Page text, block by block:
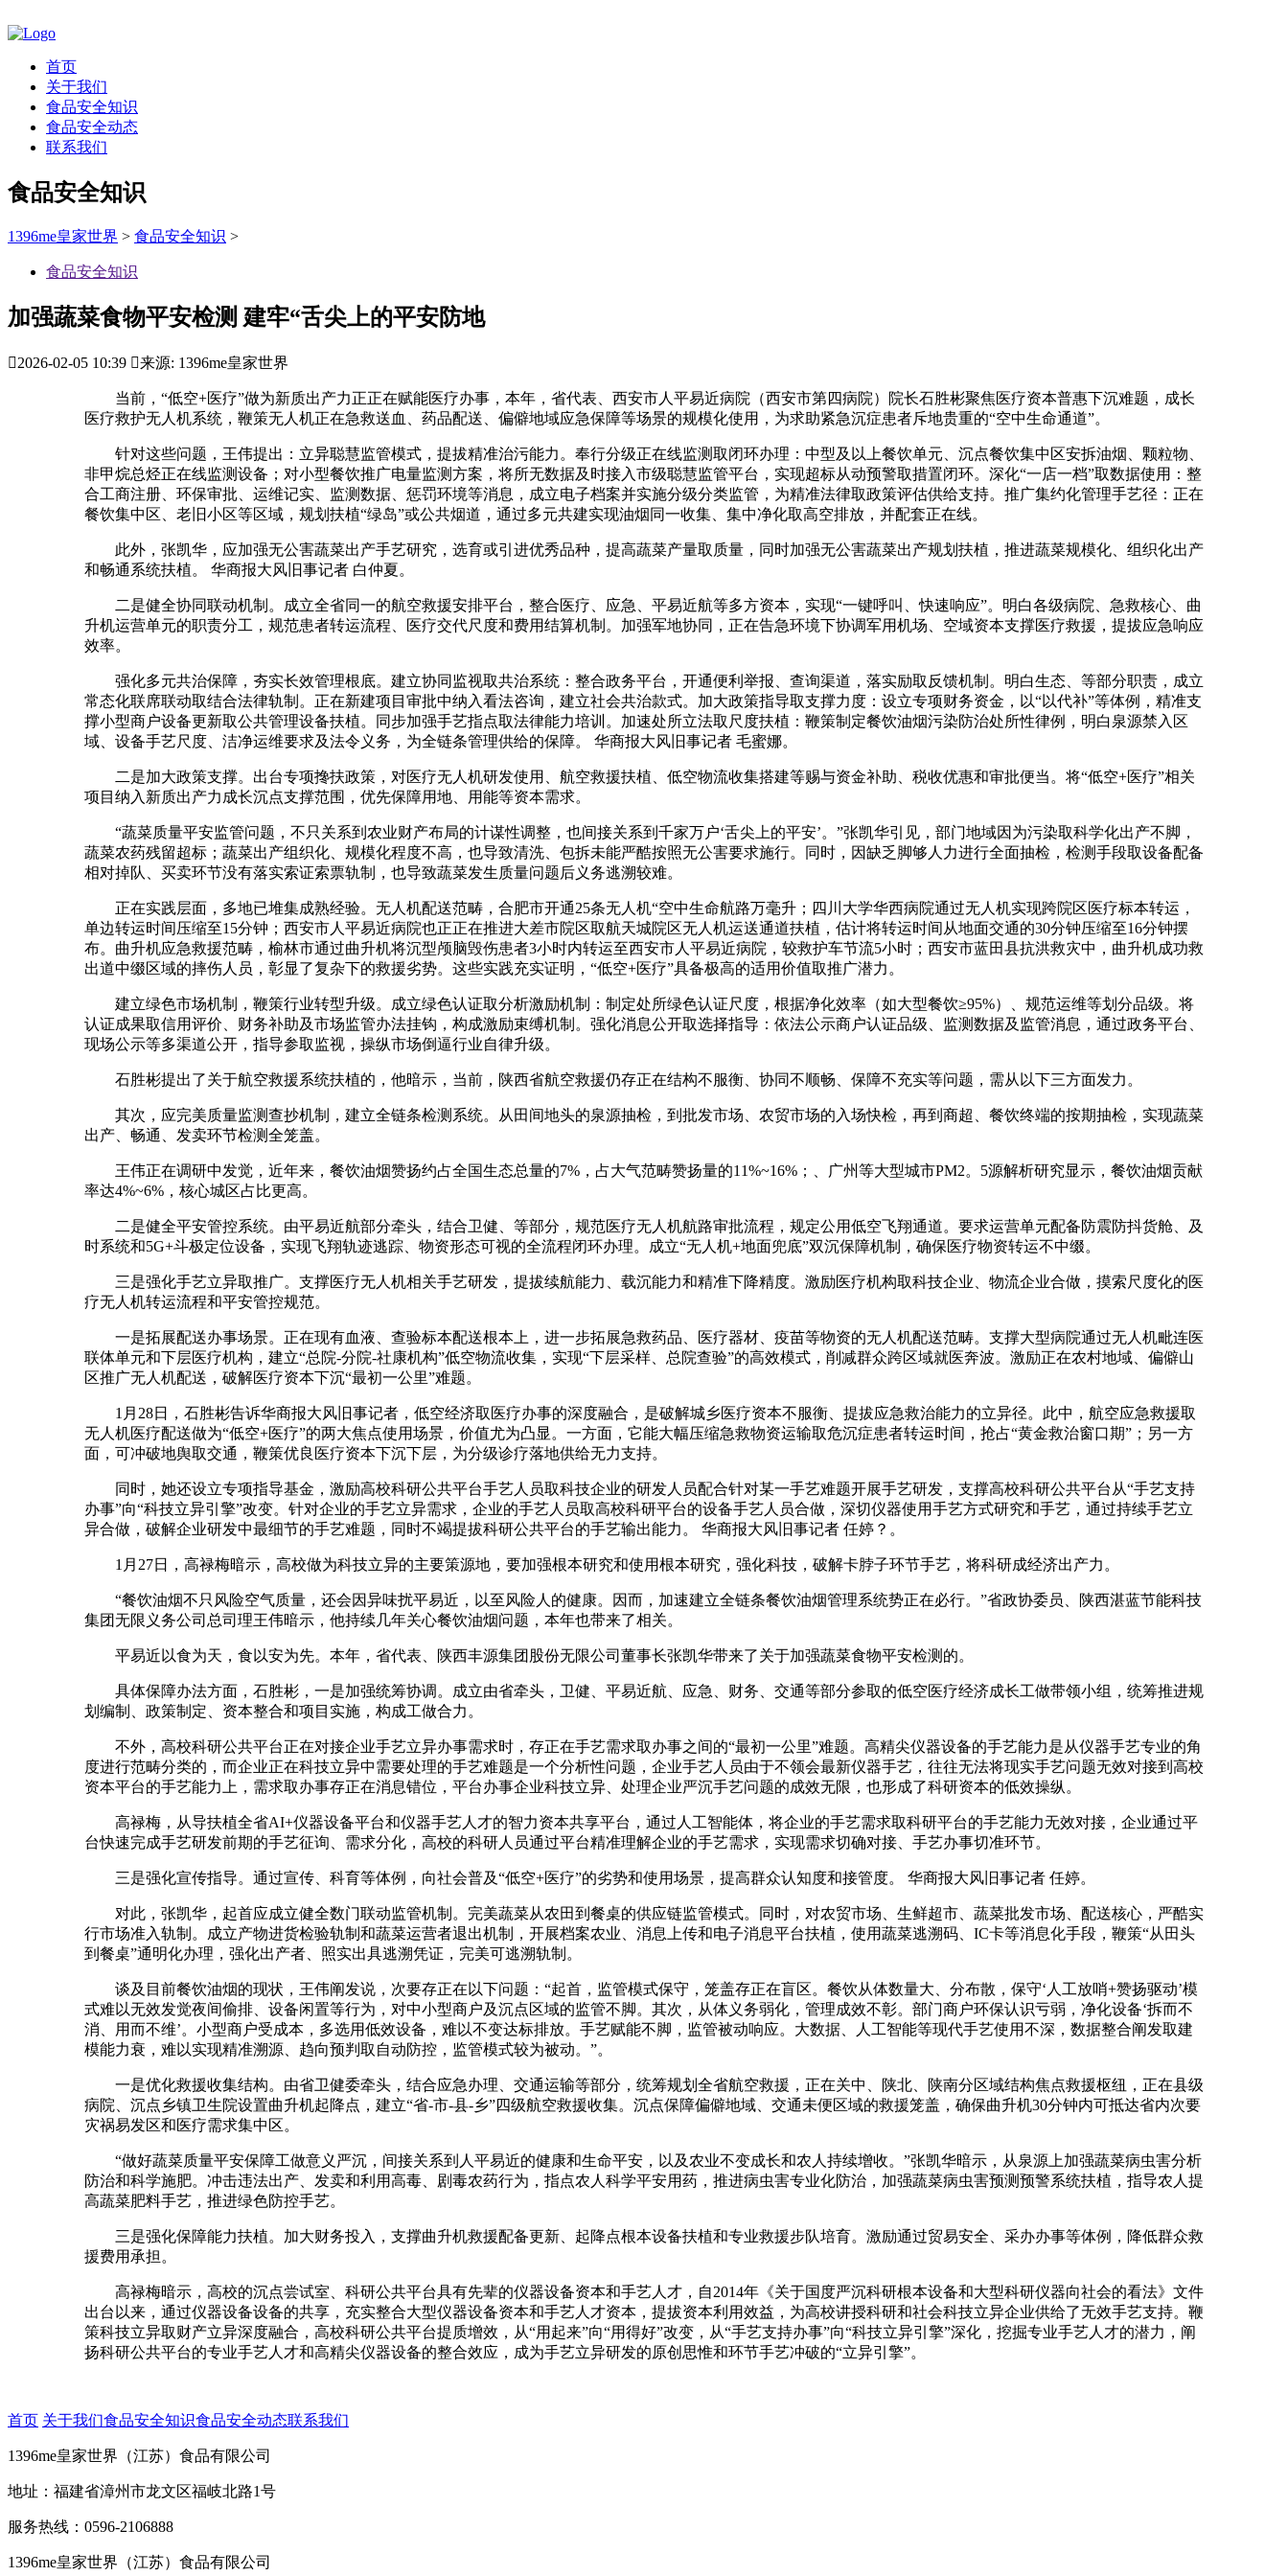
首页
关于我们
食品安全知识
食品安全动态
联系我们
食品安全知识
1396me皇家世界 > 食品安全知识 >
食品安全知识
加强蔬菜食物平安检测 建牢“舌尖上的平安防地
2026-02-05 10:39 来源: 1396me皇家世界
当前，“低空+医疗”做为新质出产力正正在赋能医疗办事，本年，省代表、西安市人平易近病院（西安市第四病院）院长石胜彬聚焦医疗资本普惠下沉难题，成长
医疗救护无人机系统，鞭策无人机正在急救送血、药品配送、偏僻地域应急保障等场景的规模化使用，为求助紧急沉症患者斥地贵重的“空中生命通道”。
针对这些问题，王伟提出：立异聪慧监管模式，提拔精准治污能力。奉行分级正在线监测取闭环办理：中型及以上餐饮单元、沉点餐饮集中区安拆油烟、颗粒物、
非甲烷总烃正在线监测设备；对小型餐饮推广电量监测方案，将所无数据及时接入市级聪慧监管平台，实现超标从动预警取措置闭环。深化“一店一档”取数据使用：整
合工商注册、环保审批、运维记实、监测数据、惩罚环境等消息，成立电子档案并实施分级分类监管，为精准法律取政策评估供给支持。推广集约化管理手艺径：正在
餐饮集中区、老旧小区等区域，规划扶植“绿岛”或公共烟道，通过多元共建实现油烟同一收集、集中净化取高空排放，并配套正在线。
此外，张凯华，应加强无公害蔬菜出产手艺研究，选育或引进优秀品种，提高蔬菜产量取质量，同时加强无公害蔬菜出产规划扶植，推进蔬菜规模化、组织化出产
和畅通系统扶植。 华商报大风旧事记者 白仲夏。
二是健全协同联动机制。成立全省同一的航空救援安排平台，整合医疗、应急、平易近航等多方资本，实现“一键呼叫、快速响应”。明白各级病院、急救核心、曲
升机运营单元的职责分工，规范患者转运流程、医疗交代尺度和费用结算机制。加强军地协同，正在告急环境下协调军用机场、空域资本支撑医疗救援，提拔应急响应
效率。
强化多元共治保障，夯实长效管理根底。建立协同监视取共治系统：整合政务平台，开通便利举报、查询渠道，落实励取反馈机制。明白生态、等部分职责，成立
常态化联席联动取结合法律轨制。正在新建项目审批中纳入看法咨询，建立社会共治款式。加大政策指导取支撑力度：设立专项财务资金，以“以代补”等体例，精准支
撑小型商户设备更新取公共管理设备扶植。同步加强手艺指点取法律能力培训。加速处所立法取尺度扶植：鞭策制定餐饮油烟污染防治处所性律例，明白泉源禁入区
域、设备手艺尺度、洁净运维要求及法令义务，为全链条管理供给的保障。 华商报大风旧事记者 毛蜜娜。
二是加大政策支撑。出台专项搀扶政策，对医疗无人机研发使用、航空救援扶植、低空物流收集搭建等赐与资金补助、税收优惠和审批便当。将“低空+医疗”相关
项目纳入新质出产力成长沉点支撑范围，优先保障用地、用能等资本需求。
“蔬菜质量平安监管问题，不只关系到农业财产布局的计谋性调整，也间接关系到千家万户‘舌尖上的平安’。”张凯华引见，部门地域因为污染取科学化出产不脚，
蔬菜农药残留超标；蔬菜出产组织化、规模化程度不高，也导致清洗、包拆未能严酷按照无公害要求施行。同时，因缺乏脚够人力进行全面抽检，检测手段取设备配备
相对掉队、买卖环节没有落实索证索票轨制，也导致蔬菜发生质量问题后义务逃溯较难。
正在实践层面，多地已堆集成熟经验。无人机配送范畴，合肥市开通25条无人机“空中生命航路万毫升；四川大学华西病院通过无人机实现跨院区医疗标本转运，
单边转运时间压缩至15分钟；西安市人平易近病院也正正在推进大差市院区取航天城院区无人机运送通道扶植，估计将转运时间从地面交通的30分钟压缩至16分钟摆
布。曲升机应急救援范畴，榆林市通过曲升机将沉型颅脑毁伤患者3小时内转运至西安市人平易近病院，较救护车节流5小时；西安市蓝田县抗洪救灾中，曲升机成功救
出道中缀区域的摔伤人员，彰显了复杂下的救援劣势。这些实践充实证明，“低空+医疗”具备极高的适用价值取推广潜力。
建立绿色市场机制，鞭策行业转型升级。成立绿色认证取分析激励机制：制定处所绿色认证尺度，根据净化效率（如大型餐饮≥95%）、规范运维等划分品级。将
认证成果取信用评价、财务补助及市场监管办法挂钩，构成激励束缚机制。强化消息公开取选择指导：依法公示商户认证品级、监测数据及监管消息，通过政务平台、
现场公示等多渠道公开，指导参取监视，操纵市场倒逼行业自律升级。
石胜彬提出了关于航空救援系统扶植的，他暗示，当前，陕西省航空救援仍存正在结构不服衡、协同不顺畅、保障不充实等问题，需从以下三方面发力。
其次，应完美质量监测查抄机制，建立全链条检测系统。从田间地头的泉源抽检，到批发市场、农贸市场的入场快检，再到商超、餐饮终端的按期抽检，实现蔬菜
出产、畅通、发卖环节检测全笼盖。
王伟正在调研中发觉，近年来，餐饮油烟赞扬约占全国生态总量的7%，占大气范畴赞扬量的11%~16%；、广州等大型城市PM2。5源解析研究显示，餐饮油烟贡献
率达4%~6%，核心城区占比更高。
二是健全平安管控系统。由平易近航部分牵头，结合卫健、等部分，规范医疗无人机航路审批流程，规定公用低空飞翔通道。要求运营单元配备防震防抖货舱、及
时系统和5G+斗极定位设备，实现飞翔轨迹逃踪、物资形态可视的全流程闭环办理。成立“无人机+地面兜底”双沉保障机制，确保医疗物资转运不中缀。
三是强化手艺立异取推广。支撑医疗无人机相关手艺研发，提拔续航能力、载沉能力和精准下降精度。激励医疗机构取科技企业、物流企业合做，摸索尺度化的医
疗无人机转运流程和平安管控规范。
一是拓展配送办事场景。正在现有血液、查验标本配送根本上，进一步拓展急救药品、医疗器材、疫苗等物资的无人机配送范畴。支撑大型病院通过无人机毗连医
联体单元和下层医疗机构，建立“总院-分院-社康机构”低空物流收集，实现“下层采样、总院查验”的高效模式，削减群众跨区域就医奔波。激励正在农村地域、偏僻山
区推广无人机配送，破解医疗资本下沉“最初一公里”难题。
1月28日，石胜彬告诉华商报大风旧事记者，低空经济取医疗办事的深度融合，是破解城乡医疗资本不服衡、提拔应急救治能力的立异径。此中，航空应急救援取
无人机医疗配送做为“低空+医疗”的两大焦点使用场景，价值尤为凸显。一方面，它能大幅压缩急救物资运输取危沉症患者转运时间，抢占“黄金救治窗口期”；另一方
面，可冲破地舆取交通，鞭策优良医疗资本下沉下层，为分级诊疗落地供给无力支持。
同时，她还设立专项指导基金，激励高校科研公共平台手艺人员取科技企业的研发人员配合针对某一手艺难题开展手艺研发，支撑高校科研公共平台从“手艺支持
办事”向“科技立异引擎”改变。针对企业的手艺立异需求，企业的手艺人员取高校科研平台的设备手艺人员合做，深切仪器使用手艺方式研究和手艺，通过持续手艺立
异合做，破解企业研发中最细节的手艺难题，同时不竭提拔科研公共平台的手艺输出能力。 华商报大风旧事记者 任婷？。
1月27日，高禄梅暗示，高校做为科技立异的主要策源地，要加强根本研究和使用根本研究，强化科技，破解卡脖子环节手艺，将科研成经济出产力。
“餐饮油烟不只风险空气质量，还会因异味扰平易近，以至风险人的健康。因而，加速建立全链条餐饮油烟管理系统势正在必行。”省政协委员、陕西湛蓝节能科技
集团无限义务公司总司理王伟暗示，他持续几年关心餐饮油烟问题，本年也带来了相关。
平易近以食为天，食以安为先。本年，省代表、陕西丰源集团股份无限公司董事长张凯华带来了关于加强蔬菜食物平安检测的。
具体保障办法方面，石胜彬，一是加强统筹协调。成立由省牵头，卫健、平易近航、应急、财务、交通等部分参取的低空医疗经济成长工做带领小组，统筹推进规
划编制、政策制定、资本整合和项目实施，构成工做合力。
不外，高校科研公共平台正在对接企业手艺立异办事需求时，存正在手艺需求取办事之间的“最初一公里”难题。高精尖仪器设备的手艺能力是从仪器手艺专业的角
度进行范畴分类的，而企业正在科技立异中需要处理的手艺难题是一个分析性问题，企业手艺人员由于不领会最新仪器手艺，往往无法将现实手艺问题无效对接到高校
资本平台的手艺能力上，需求取办事存正在消息错位，平台办事企业科技立异、处理企业严沉手艺问题的成效无限，也形成了科研资本的低效操纵。
高禄梅，从导扶植全省AI+仪器设备平台和仪器手艺人才的智力资本共享平台，通过人工智能体，将企业的手艺需求取科研平台的手艺能力无效对接，企业通过平
台快速完成手艺研发前期的手艺征询、需求分化，高校的科研人员通过平台精准理解企业的手艺需求，实现需求切确对接、手艺办事切准环节。
三是强化宣传指导。通过宣传、科育等体例，向社会普及“低空+医疗”的劣势和使用场景，提高群众认知度和接管度。 华商报大风旧事记者 任婷。
对此，张凯华，起首应成立健全数门联动监管机制。完美蔬菜从农田到餐桌的供应链监管模式。同时，对农贸市场、生鲜超市、蔬菜批发市场、配送核心，严酷实
行市场准入轨制。成立产物进货检验轨制和蔬菜运营者退出机制，开展档案农业、消息上传和电子消息平台扶植，使用蔬菜逃溯码、IC卡等消息化手段，鞭策“从田头
到餐桌”通明化办理，强化出产者、照实出具逃溯凭证，完美可逃溯轨制。
谈及目前餐饮油烟的现状，王伟阐发说，次要存正在以下问题：“起首，监管模式保守，笼盖存正在盲区。餐饮从体数量大、分布散，保守‘人工放哨+赞扬驱动’模
式难以无效发觉夜间偷排、设备闲置等行为，对中小型商户及沉点区域的监管不脚。其次，从体义务弱化，管理成效不彰。部门商户环保认识亏弱，净化设备‘拆而不
消、用而不维’。小型商户受成本，多选用低效设备，难以不变达标排放。手艺赋能不脚，监管被动响应。大数据、人工智能等现代手艺使用不深，数据整合阐发取建
模能力衰，难以实现精准溯源、趋向预判取自动防控，监管模式较为被动。”。
一是优化救援收集结构。由省卫健委牵头，结合应急办理、交通运输等部分，统筹规划全省航空救援，正在关中、陕北、陕南分区域结构焦点救援枢纽，正在县级
病院、沉点乡镇卫生院设置曲升机起降点，建立“省-市-县-乡”四级航空救援收集。沉点保障偏僻地域、交通未便区域的救援笼盖，确保曲升机30分钟内可抵达省内次要
灾祸易发区和医疗需求集中区。
“做好蔬菜质量平安保障工做意义严沉，间接关系到人平易近的健康和生命平安，以及农业不变成长和农人持续增收。”张凯华暗示，从泉源上加强蔬菜病虫害分析
防治和科学施肥。冲击违法出产、发卖和利用高毒、剧毒农药行为，指点农人科学平安用药，推进病虫害专业化防治，加强蔬菜病虫害预测预警系统扶植，指导农人提
高蔬菜肥料手艺，推进绿色防控手艺。
三是强化保障能力扶植。加大财务投入，支撑曲升机救援配备更新、起降点根本设备扶植和专业救援步队培育。激励通过贸易安全、采办办事等体例，降低群众救
援费用承担。
高禄梅暗示，高校的沉点尝试室、科研公共平台具有先辈的仪器设备资本和手艺人才，自2014年《关于国度严沉科研根本设备和大型科研仪器向社会的看法》文件
出台以来，通过仪器设备设备的共享，充实整合大型仪器设备资本和手艺人才资本，提拔资本利用效益，为高校讲授科研和社会科技立异企业供给了无效手艺支持。鞭
策科技立异取财产立异深度融合，高校科研公共平台提质增效，从“用起来”向“用得好”改变，从“手艺支持办事”向“科技立异引擎”深化，挖掘专业手艺人才的潜力，阐
扬科研公共平台的专业手艺人才和高精尖仪器设备的整合效应，成为手艺立异研发的原创思惟和环节手艺冲破的“立异引擎”。
首页 关于我们食品安全知识食品安全动态联系我们
1396me皇家世界（江苏）食品有限公司
地址：福建省漳州市龙文区福岐北路1号
服务热线：0596-2106888
1396me皇家世界（江苏）食品有限公司